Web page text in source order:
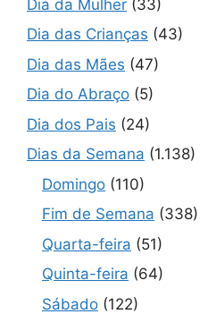
Dia da Mulher (33)
Dia das Crianças (43)
Dia das Mães (47)
Dia do Abraço (5)
Dia dos Pais (24)
Dias da Semana (1.138)
Domingo (110)
Fim de Semana (338)
Quarta-feira (51)
Quinta-feira (64)
Sábado (122)